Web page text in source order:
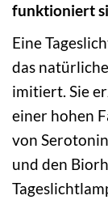
funktioniert
Eine
das
imitiert. Sie
einer hohen
von
und den